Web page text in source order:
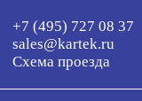
+7 (495) 727 08 37
sales@kartek.ru
Схема проезда